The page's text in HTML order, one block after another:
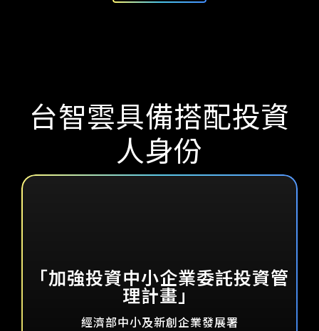
台智雲具備搭配投資
人身份
「加強投資中小企業委託投資管
理計畫」
經濟部中小及新創企業發展署